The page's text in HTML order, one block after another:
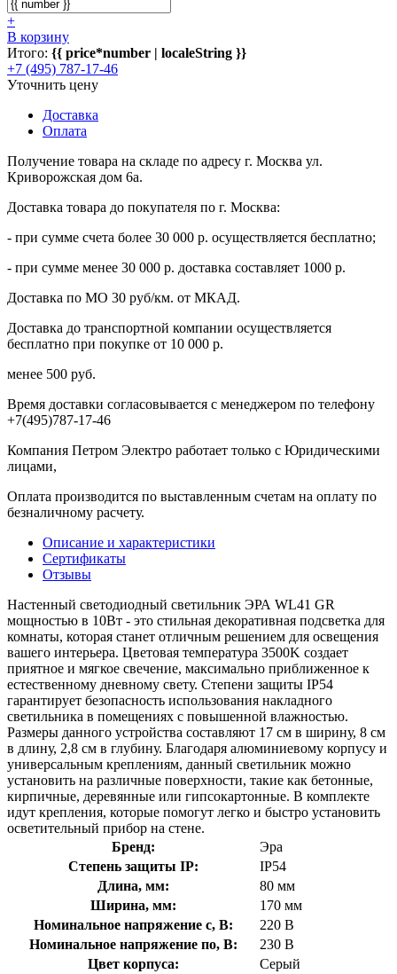
+
В корзину
Итого: {{ price*number | localeString }}
+7 (495) 787-17-46
Уточнить цену
Доставка
Оплата
Получение товара на складе по адресу г. Москва ул.
Криворожская дом 6а.
Доставка товара до покупателя по г. Москва:
- при сумме счета более 30 000 р. осуществляется бесплатно;
- при сумме менее 30 000 р. доставка составляет 1000 р.
Доставка по МО 30 руб/км. от МКАД.
Доставка до транспортной компании осуществляется
бесплатно при покупке от 10 000 р.
менее 500 руб.
Время доставки согласовывается с менеджером по телефону
+7(495)787-17-46
Компания Петром Электро работает только с Юридическими
лицами,
Оплата производится по выставленным счетам на оплату по
безналичному расчету.
Описание и характеристики
Сертификаты
Отзывы
Настенный светодиодный светильник ЭРА WL41 GR
мощностью в 10Вт - это стильная декоративная подсветка для
комнаты, которая станет отличным решением для освещения
вашего интерьера. Цветовая температура 3500K создает
приятное и мягкое свечение, максимально приближенное к
естественному дневному свету. Степени защиты IP54
гарантирует безопасность использования накладного
светильника в помещениях с повышенной влажностью.
Размеры данного устройства составляют 17 см в ширину, 8 см
в длину, 2,8 см в глубину. Благодаря алюминиевому корпусу и
универсальным креплениям, данный светильник можно
установить на различные поверхности, такие как бетонные,
кирпичные, деревянные или гипсокартонные. В комплекте
идут крепления, которые помогут легко и быстро установить
осветительный прибор на стене.
Бренд:
Эра
Степень защиты IP:
IP54
Длина, мм:
80 мм
Ширина, мм:
170 мм
Номинальное напряжение с, В:
220 В
Номинальное напряжение по, В:
230 В
Цвет корпуса:
Серый